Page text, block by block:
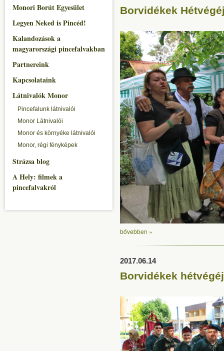
Monori Borút Egyesület
Legyen Neked is Pincéd!
Kalandozások a
magyarországi pincefalvakban
Partnereink
Kapcsolataink
Látnivalók Monor
Pincefalunk látnivalói
Monor Látnivalói
Monor és környéke látnivalói
Monor, régi fényképek
Strázsa blog
A Hely: filmek a
pincefalvakról
Borvidékek
bővebben »
2017.06.14
Borvidékek